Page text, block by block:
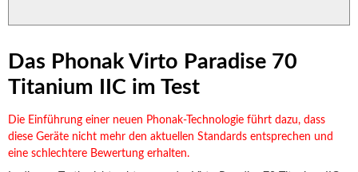
Das Phonak Virto Paradise 70
Titanium IIC im Test
Die Einführung einer neuen Phonak-Technologie führt dazu, dass
diese Geräte nicht mehr den aktuellen Standards entsprechen und
eine schlechtere Bewertung erhalten.